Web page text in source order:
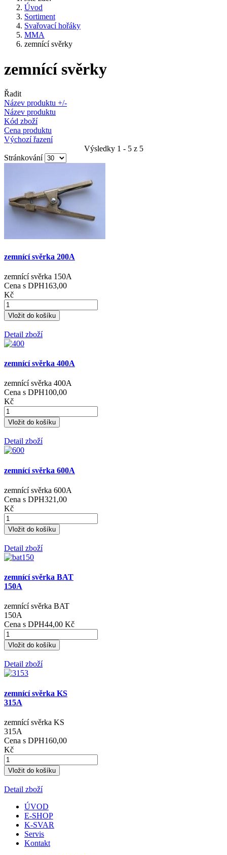
Úvod
Sortiment
Svařovací hořáky
MMA
zemnící svěrky
zemnící svěrky
Řadit
Název produktu +/-
Název produktu
Kód zboží
Cena produktu
Výchozí řazení
Výsledky 1 - 5 z 5
Stránkování
zemnící svěrka 200A
zemnící svěrka 150A
Cena s DPH163,00
Kč
Detail zboží
zemnící svěrka 400A
zemnící svěrka 400A
Cena s DPH100,00
Kč
Detail zboží
zemnící svěrka 600A
zemnící svěrka 600A
Cena s DPH321,00
Kč
Detail zboží
zemnící svěrka BAT
150A
zemnící svěrka BAT
150A
Cena s DPH44,00 Kč
Detail zboží
zemnící svěrka KS
315A
zemnící svěrka KS
315A
Cena s DPH160,00
Kč
Detail zboží
ÚVOD
E-SHOP
K-SVAR
Servis
Kontakt